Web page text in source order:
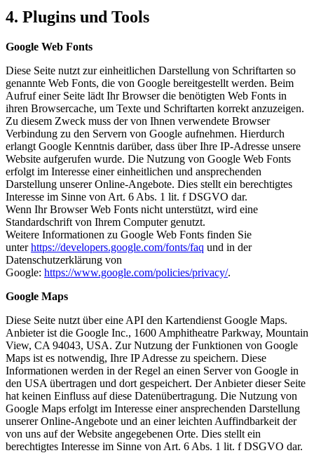
4. Plugins und Tools
Google Web Fonts
Diese Seite nutzt zur einheitlichen Darstellung von Schriftarten so
genannte Web Fonts, die von Google bereitgestellt werden. Beim
Aufruf einer Seite lädt Ihr Browser die benötigten Web Fonts in
ihren Browsercache, um Texte und Schriftarten korrekt anzuzeigen.
Zu diesem Zweck muss der von Ihnen verwendete Browser
Verbindung zu den Servern von Google aufnehmen. Hierdurch
erlangt Google Kenntnis darüber, dass über Ihre IP-Adresse unsere
Website aufgerufen wurde. Die Nutzung von Google Web Fonts
erfolgt im Interesse einer einheitlichen und ansprechenden
Darstellung unserer Online-Angebote. Dies stellt ein berechtigtes
Interesse im Sinne von Art. 6 Abs. 1 lit. f DSGVO dar.
Wenn Ihr Browser Web Fonts nicht unterstützt, wird eine
Standardschrift von Ihrem Computer genutzt.
Weitere Informationen zu Google Web Fonts finden Sie
unterhttps://developers.google.com/fonts/faq und in der
Datenschutzerklärung von
Google: https://www.google.com/policies/privacy/.
Google Maps
Diese Seite nutzt über eine API den Kartendienst Google Maps.
Anbieter ist die Google Inc., 1600 Amphitheatre Parkway, Mountain
View, CA 94043, USA. Zur Nutzung der Funktionen von Google
Maps ist es notwendig, Ihre IP Adresse zu speichern. Diese
Informationen werden in der Regel an einen Server von Google in
den USA übertragen und dort gespeichert. Der Anbieter dieser Seite
hat keinen Einfluss auf diese Datenübertragung. Die Nutzung von
Google Maps erfolgt im Interesse einer ansprechenden Darstellung
unserer Online-Angebote und an einer leichten Auffindbarkeit der
von uns auf der Website angegebenen Orte. Dies stellt ein
berechtigtes Interesse im Sinne von Art. 6 Abs. 1 lit. f DSGVO dar.